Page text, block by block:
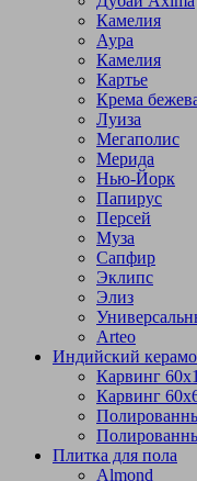
Камелия
Аура
Камелия
Картье
Крема
Луиза
Мегаполис
Мерида
Нью-Йорк
Папирус
Персей
Муза
Сапфир
Эклипс
Элиз
Arteo
Индийский
Карвинг
Карвинг
Плитка для пола
Almond